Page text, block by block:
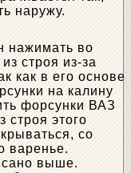
наружу.
нажимать во
строя из-за
как в его основе
на калину
форсунки ВАЗ
строя этого
со
варенье.
выше.